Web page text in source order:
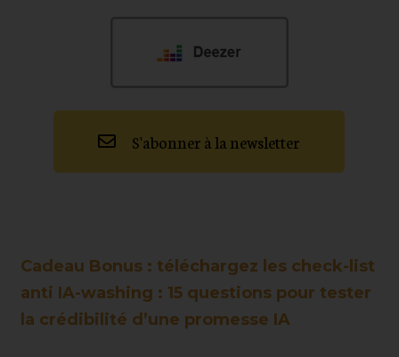
S'abonner à la newsletter
Cadeau Bonus : téléchargez les check-list
anti IA-washing : 15 questions pour tester
la crédibilité d’une promesse IA